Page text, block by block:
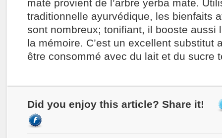
maté provient de l’arbre yerba mate.
traditionnelle ayurvédique, les bienfaits
sont nombreux; tonifiant, il booste aussi
la mémoire. C’est un excellent substitut
être consommé avec du lait et du sucre
Did you enjoy this article? Share it!